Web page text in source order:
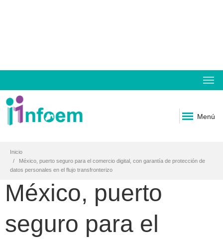
Menú
Inicio
México, puerto seguro para el comercio digital, con garantía de protección de
datos personales en el flujo transfronterizo
México, puerto
seguro para el